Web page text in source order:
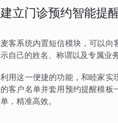
建立门诊预约智能提
麦客系统内置短信模块，可以向
示自己的姓名、称谓以及专属业务
利用这一便捷的功能，和睦家实
的客户名单并套用预约提醒模板
单，精准高效。